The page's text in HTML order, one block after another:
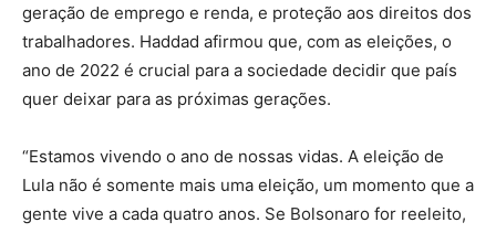
geração de emprego e renda, e proteção aos direitos dos
trabalhadores. Haddad afirmou que, com as eleições, o
ano de 2022 é crucial para a sociedade decidir que país
quer deixar para as próximas gerações.
“Estamos vivendo o ano de nossas vidas. A eleição de
Lula não é somente mais uma eleição, um momento que a
gente vive a cada quatro anos. Se Bolsonaro for reeleito,